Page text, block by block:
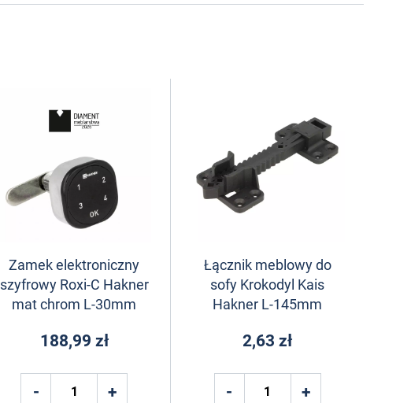
Zamek elektroniczny
szyfrowy Roxi-C Hakner
mat chrom L-30mm
188,99 zł
Łącznik meblowy do
sofy Krokodyl Kais
Hakner L-145mm
2,63 zł